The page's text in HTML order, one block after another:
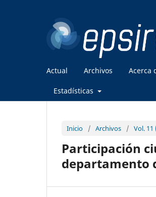
Actual Archivos Acerca
Estadísticas
Inicio / Archivos / Vol. 11
Participación
departamento